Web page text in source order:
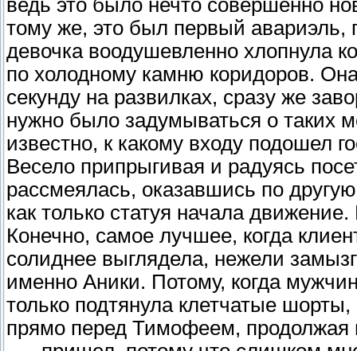
ведь это было нечто совершенно
тому же, это был первый
девочка воодушевленно хлопнула
по холодному камню коридоров.
секунду на развилках, сразу же
нужно было задумываться о таких
известно, к какому входу подошел
Весело припрыгивая и радуясь
рассмеялась, оказавшись по
как только статуя начала
Конечно, самое лучшее, когда
солиднее выглядела, нежели
именно Аники. Потому, когда
только подтянула клетчатые
прямо перед Тимофеем, продолжая